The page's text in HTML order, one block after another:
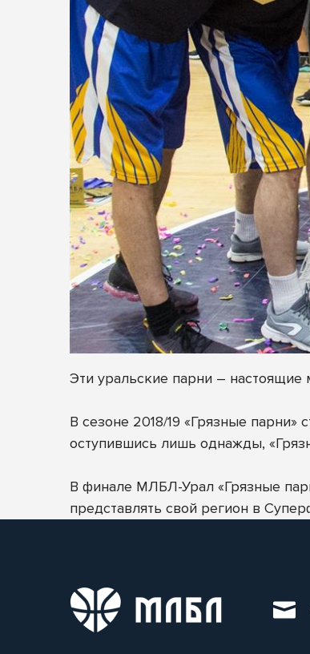
Эти уральские парни – настоящие
В сезоне 2018/19 «Грязные парни»
оступившись лишь однажды,
В финале МЛБЛ-Урал «Грязные
представлять свой регион в